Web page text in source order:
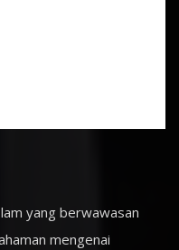
yang berwawasan
mengenai